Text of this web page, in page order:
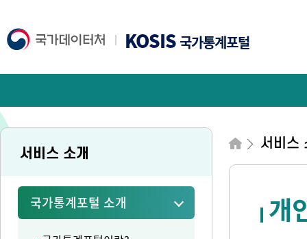
KOSIS국가통계포털
서비스 소개
국가통계포털 소개
서비스
개